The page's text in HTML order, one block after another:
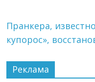
Пранкера,
купорос»,
Реклама